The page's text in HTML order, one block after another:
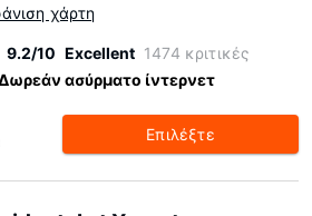
χάρτη
9.2/10 Excellent 1474 κριτικές
ασύρματο ίντερνετ
Επιλέξτε